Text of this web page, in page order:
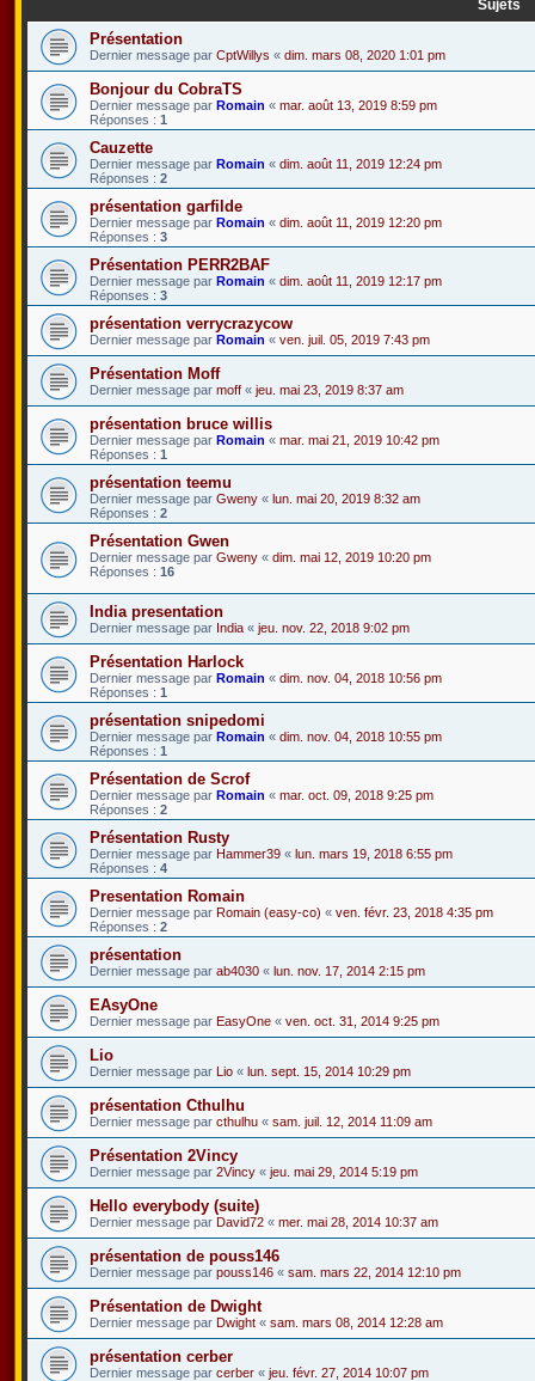
Sujets
Présentation
Dernier message par CptWillys « dim. mars 08, 2020 1:01 pm
Bonjour du CobraTS
Dernier message par Romain « mar. août 13, 2019 8:59 pm
Réponses : 1
Cauzette
Dernier message par Romain « dim. août 11, 2019 12:24 pm
Réponses : 2
présentation garfilde
Dernier message par Romain « dim. août 11, 2019 12:20 pm
Réponses : 3
Présentation PERR2BAF
Dernier message par Romain « dim. août 11, 2019 12:17 pm
Réponses : 3
présentation verrycrazycow
Dernier message par Romain « ven. juil. 05, 2019 7:43 pm
Présentation Moff
Dernier message par moff « jeu. mai 23, 2019 8:37 am
présentation bruce willis
Dernier message par Romain « mar. mai 21, 2019 10:42 pm
Réponses : 1
présentation teemu
Dernier message par Gweny « lun. mai 20, 2019 8:32 am
Réponses : 2
Présentation Gwen
Dernier message par Gweny « dim. mai 12, 2019 10:20 pm
Réponses : 16
India presentation
Dernier message par India « jeu. nov. 22, 2018 9:02 pm
Présentation Harlock
Dernier message par Romain « dim. nov. 04, 2018 10:56 pm
Réponses : 1
présentation snipedomi
Dernier message par Romain « dim. nov. 04, 2018 10:55 pm
Réponses : 1
Présentation de Scrof
Dernier message par Romain « mar. oct. 09, 2018 9:25 pm
Réponses : 2
Présentation Rusty
Dernier message par Hammer39 « lun. mars 19, 2018 6:55 pm
Réponses : 4
Presentation Romain
Dernier message par Romain (easy-co) « ven. févr. 23, 2018 4:35 pm
Réponses : 2
présentation
Dernier message par ab4030 « lun. nov. 17, 2014 2:15 pm
EAsyOne
Dernier message par EasyOne « ven. oct. 31, 2014 9:25 pm
Lio
Dernier message par Lio « lun. sept. 15, 2014 10:29 pm
présentation Cthulhu
Dernier message par cthulhu « sam. juil. 12, 2014 11:09 am
Présentation 2Vincy
Dernier message par 2Vincy « jeu. mai 29, 2014 5:19 pm
Hello everybody (suite)
Dernier message par David72 « mer. mai 28, 2014 10:37 am
présentation de pouss146
Dernier message par pouss146 « sam. mars 22, 2014 12:10 pm
Présentation de Dwight
Dernier message par Dwight « sam. mars 08, 2014 12:28 am
présentation cerber
Dernier message par cerber « jeu. févr. 27, 2014 10:07 pm